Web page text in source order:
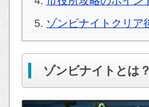
ゾンビナイトクリア
ゾンビナイトとは？